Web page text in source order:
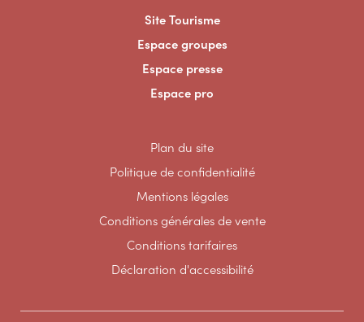
Site Tourisme
Espace groupes
Espace presse
Espace pro
Plan du site
Politique de confidentialité
Mentions légales
Conditions générales de vente
Conditions tarifaires
Déclaration d'accessibilité